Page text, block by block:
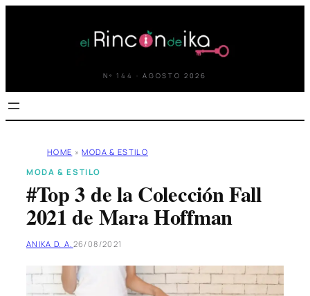
Nº 144 · AGOSTO 2026
HOME » MODA & ESTILO
MODA & ESTILO
#Top 3 de la Colección Fall
2021 de Mara Hoffman
ANIKA D. A. 26/08/2021